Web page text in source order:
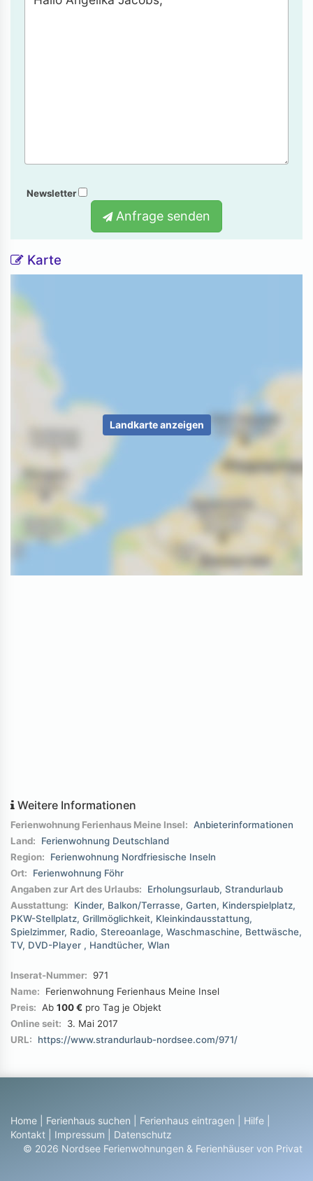
Newsletter
Anfrage senden
Karte
Landkarte anzeigen
Weitere Informationen
Ferienwohnung Ferienhaus Meine Insel: Anbieterinformationen
Land:
Ferienwohnung Deutschland
Region:
Ferienwohnung Nordfriesische Inseln
Ort:
Ferienwohnung Föhr
Angaben zur Art des Urlaubs:
Erholungsurlaub Strandurlaub
Ausstattung:
Kinder Balkon/Terrasse Garten
Kinderspielplatz
PKW-Stellplatz Grillmöglichkeit Kleinkindausstattung
Spielzimmer Radio Stereoanlage Waschmaschine Bettwäsche
TV DVD-Player Handtücher Wlan
Inserat-Nummer:
971
Name:
Ferienwohnung Ferienhaus Meine Insel
Preis: Ab 100 € pro Tag je Objekt
Online seit:
3. Mai 2017
URL:
https://www.strandurlaub-nordsee.com/971/
Home Ferienhaus suchen Ferienhaus eintragen Hilfe
Kontakt
Impressum
Datenschutz
© 2026 Nordsee Ferienwohnungen & Ferienhäuser von Privat